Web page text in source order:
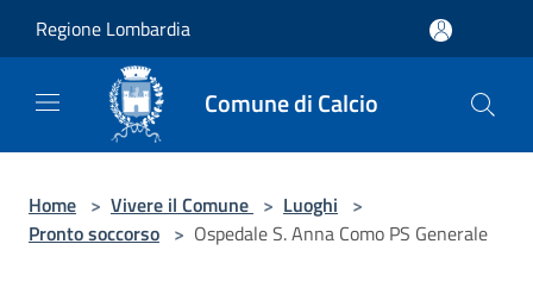
Regione Lombardia
Comune di Calcio
Home > Vivere il Comune > Luoghi >
Pronto soccorso > Ospedale S. Anna Como PS Generale